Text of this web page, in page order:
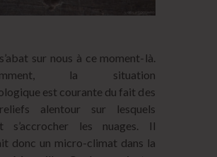
s’abat sur nous à ce moment-là.
la situation
est courante du fait des
alentour sur lesquels
s’accrocher les nuages. Il
donc un micro-climat dans la